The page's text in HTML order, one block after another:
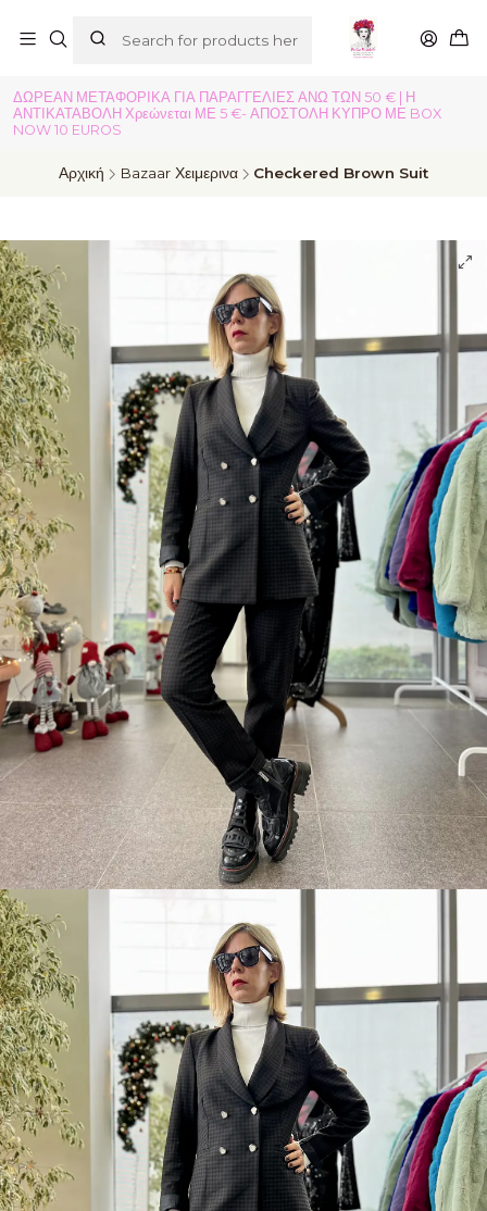
ΔΩΡΕΑΝ ΜΕΤΑΦΟΡΙΚΑ ΓΙΑ ΠΑΡΑΓΓΕΛΙΕΣ ΑΝΩ ΤΩΝ 50 € | Η
ΑΝΤΙΚΑΤΑΒΟΛΗ Χρεώνεται ΜΕ 5 €- ΑΠΟΣΤΟΛΗ ΚΥΠΡΟ ΜΕ BOX
NOW 10 EUROS
Αρχική Bazaar Χειμερινα Checkered Brown Suit